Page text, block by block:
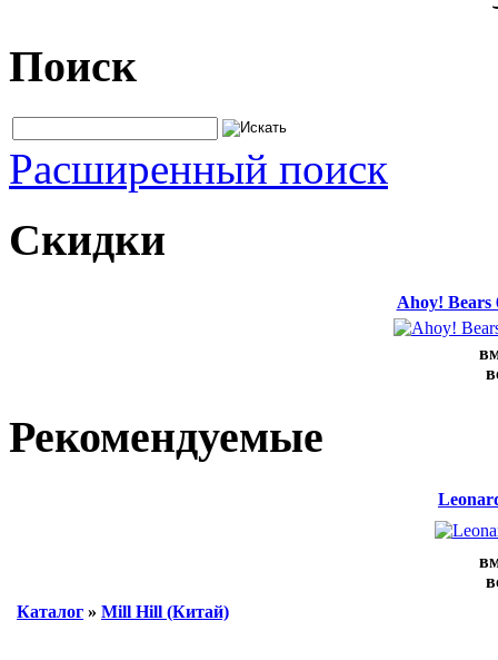
Поиск
Расширенный поиск
Скидки
Ahoy!
Рекомендуемые
Каталог » Mill Hill (Китай)